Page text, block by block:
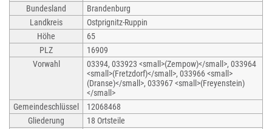
Bundesland
Brandenburg
Landkreis
Ostprignitz-Ruppin
Höhe
65
PLZ
16909
Vorwahl
03394, 033923 <small>(Zempow)</small>, 033964
<small>(Fretzdorf)</small>, 033966 <small>
(Dranse)</small>, 033967 <small>(Freyenstein)
</small>
Gemeindeschlüssel
12068468
Gliederung
18 Ortsteile